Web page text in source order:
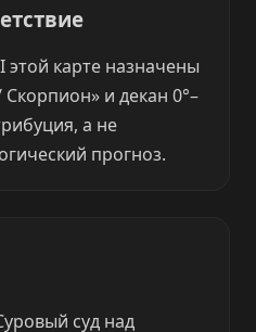
этой карте назначены
и декан 0°–
а не
прогноз.
суд над